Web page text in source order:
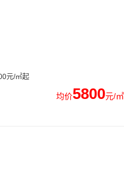
元/㎡起
均价5800元/㎡